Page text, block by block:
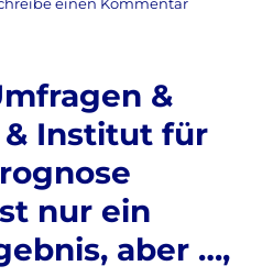
#Wir
Stand
&
& Institut für
nur ein
aber …,